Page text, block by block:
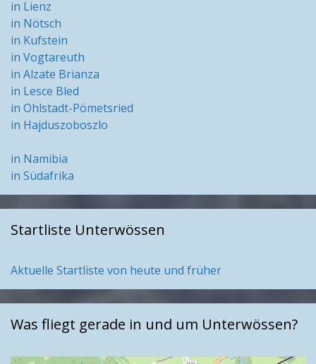
in Lienz
in Nötsch
in Kufstein
in Vogtareuth
in Alzate Brianza
in Lesce Bled
in Ohlstadt-Pömetsried
in Hajduszoboszlo
in Namibia
in Südafrika
Startliste Unterwössen
Aktuelle Startliste von heute und früher
Was fliegt gerade in und um Unterwössen?